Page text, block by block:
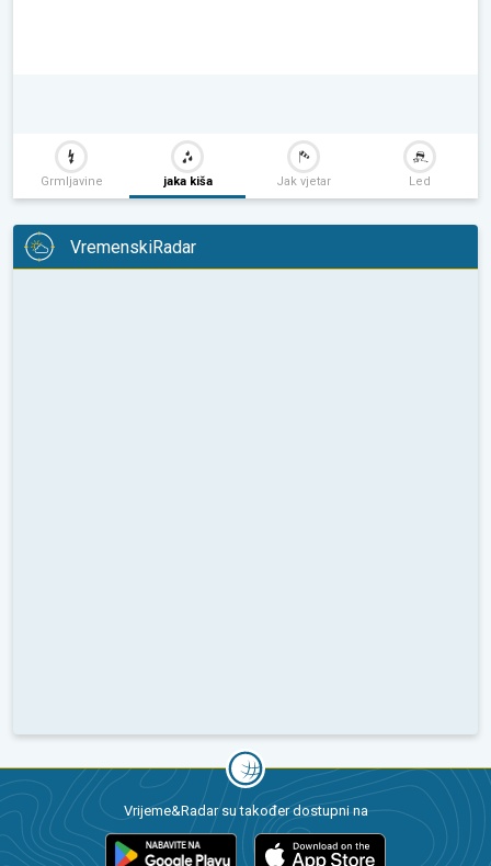
Grmljavine jaka kiša Jak vjetar Led
VremenskiRadar
Vrijeme&Radar su također dostupni na